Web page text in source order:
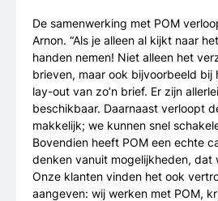
De samenwerking met POM
Arnon. “Als je alleen al kijkt naar
handen nemen! Niet alleen het
brieven, maar ook bijvoorbeeld bij
lay-out van zo’n brief. Er zijn
beschikbaar. Daarnaast verloopt
makkelijk; we kunnen snel
Bovendien heeft POM een echte
denken vanuit mogelijkheden, dat
Onze klanten vinden het ook
aangeven: wij werken met POM,